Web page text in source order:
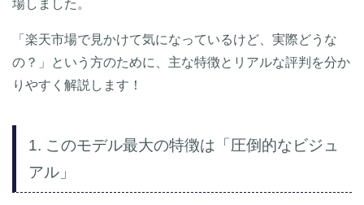
場しました。
「楽天市場で見かけて気になっているけど、実際どうな
の？」という方のために、主な特徴とリアルな評判を分か
りやすく解説します！
1. このモデル最大の特徴は「圧倒的なビジュ
アル」